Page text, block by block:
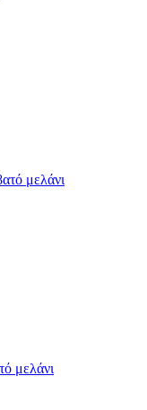
μελάνι
μελάνι